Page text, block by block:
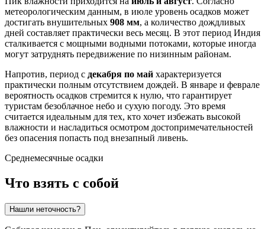
метеорологическим данным, в июле уровень осадков может
достигать внушительных 908 мм, а количество дождливых
дней составляет практически весь месяц. В этот период Индия
сталкивается с мощными водными потоками, которые иногда
могут затруднять передвижение по низинным районам.
Напротив, период с декабря по май характеризуется
практически полным отсутствием дождей. В январе и феврале
вероятность осадков стремится к нулю, что гарантирует
туристам безоблачное небо и сухую погоду. Это время
считается идеальным для тех, кто хочет избежать высокой
влажности и насладиться осмотром достопримечательностей
без опасения попасть под внезапный ливень.
Среднемесячные осадки
Что взять с собой
Нашли неточность?